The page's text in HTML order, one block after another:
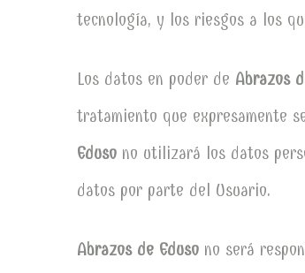
tecnología, y los riesgos a los
Los datos en poder de Abrazos
tratamiento que expresamente
Eduso no utilizará los datos
datos por parte del Usuario.
Abrazos de Eduso no será